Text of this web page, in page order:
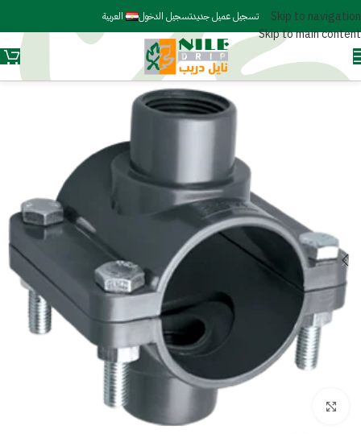
Skip to navigation
Skip to main content
تسجيل عميل جديدتسجيل الدخول العربية